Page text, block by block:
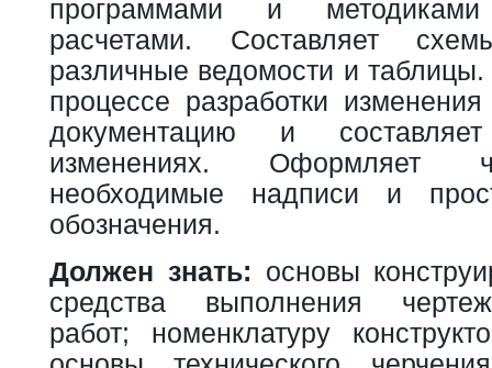
программами и
расчетами. Составляет
различные ведомости и
процессе разработки изменения
документацию и
изменениях. Оформляет
необходимые надписи и
обозначения.
Должен знать: основы
средства выполнения
работ; номенклатуру